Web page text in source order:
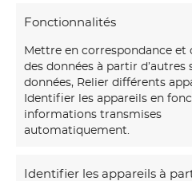
Fonctionnalités
Mettre en correspondance et
des données à partir d’autres
données, Relier différents
Identifier les appareils en
informations transmises
automatiquement.
Identifier les appareils à